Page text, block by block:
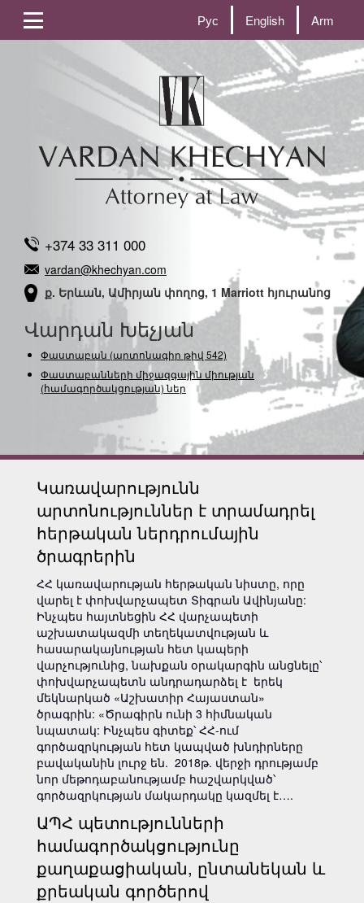
Рус English Arm
+374 33 311 000
vardan@khechyan.com
ք. Երևան, Ամիրյան փողոց, 1 Marriott հյուրանոց
Վարդան Խեչյան
Փաստաբան (արտոնագիր թիվ 542)
Փաստաբանների միջազգային միության
(համագործակցության) ներկայաց
Կառավարությունն
արտոնություններ է տրամադրել
հերթական ներդրումային
ծրագրերին
ՀՀ կառավարության հերթական նիստը, որը
վարել է փոխվարչապետ Տիգրան Ավինյանը:
Ինչպես հայտնեցին ՀՀ վարչապետի
աշխատակազմի տեղեկատվության և
հասարակայնության հետ կապերի
վարչությունից, նախքան օրակարգին անցնելը՝
փոխվարչապետն անդրադարձել է երեկ
մեկնարկած «Աշխատիր Հայաստան»
ծրագրին: «Ծրագիրն ունի 3 հիմնական
նպատակ: Ինչպես գիտեք՝ ՀՀ-ում
գործազրկության հետ կապված խնդիրները
բավականին լուրջ են. 2018թ. վերջի դրությամբ
նոր մեթոդաբանությամբ հաշվարկված՝
գործազրկության մակարդակը կազմել է….
ԱՊՀ պետությունների
համագործակցությունը
քաղաքացիական, ընտանեկան և
քրեական գործերով